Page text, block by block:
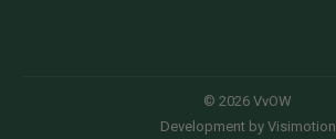
© 2026 VvOW
Development by Visimotion